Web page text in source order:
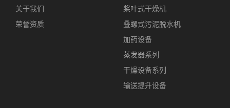
关于我们
荣誉资质
桨叶式干燥机
叠螺式污泥脱水机
加药设备
蒸发器系列
干燥设备系列
输送提升设备